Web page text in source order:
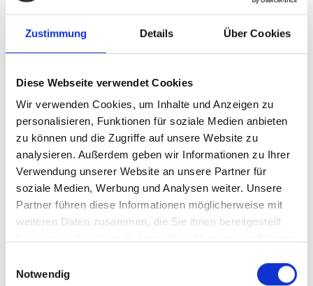
Zustimmung Details Über Cookies
Diese Webseite verwendet Cookies
Wir verwenden Cookies, um Inhalte und Anzeigen zu
personalisieren, Funktionen für soziale Medien anbieten
zu können und die Zugriffe auf unsere Website zu
analysieren. Außerdem geben wir Informationen zu Ihrer
Verwendung unserer Website an unsere Partner für
soziale Medien, Werbung und Analysen weiter. Unsere
Partner führen diese Informationen möglicherweise mit
weiteren Daten zusammen, die Sie ihnen bereitgestellt
Notwendig
DDR3-1333 CL9
(512Mx8) LV (1,35V)
Produktnummer:
AD3S4GM1333F9
EAN:
4047762494377
M75126413908NSLH
Hersteller:
Mustang
Verfügbarkeit:
Nicht lagernd
Lieferzeit:
Nicht mehr verfügbar